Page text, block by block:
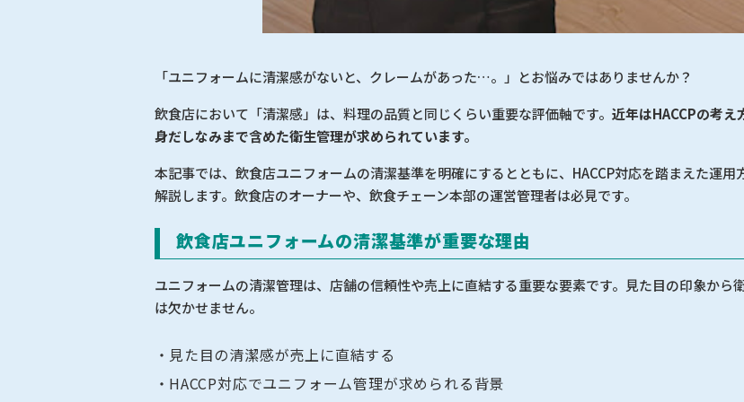
「ユニフォームに清潔感がないと、クレームがあった…。」とお悩みではありませんか？
飲食店において「清潔感」は、料理の品質と同じくらい重要な評価軸です。 近年はHACCPの考
身だしなみまで含めた衛生管理が求められています。
本記事では、飲食店ユニフォームの清潔基準を明確にするとともに、HACCP対応を踏まえた運
解説します。飲食店のオーナーや、飲食チェーン本部の運営管理者は必見です。
飲食店ユニフォームの清潔基準が重要な理由
ユニフォームの清潔管理は、店舗の信頼性や売上に直結する重要な要素です。見た目の印象から
は欠かせません。
見た目の清潔感が売上に直結する
HACCP対応でユニフォーム管理が求められる背景